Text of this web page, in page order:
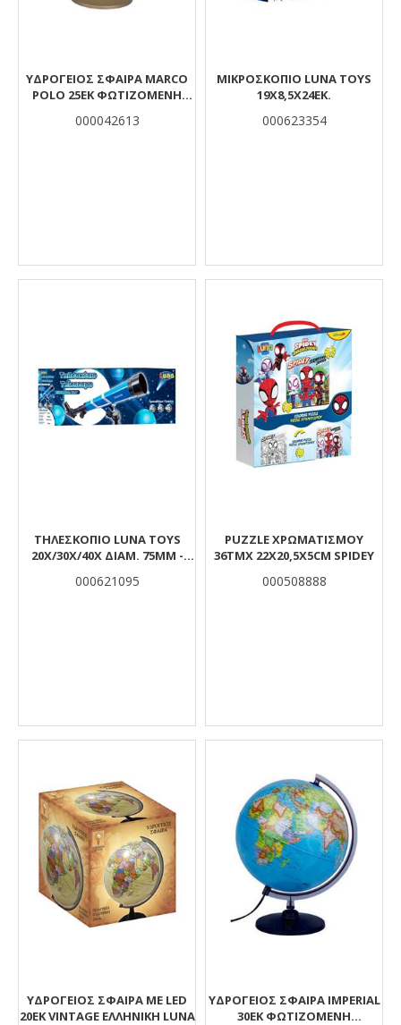
ΥΔΡΟΓΕΙΟΣ ΣΦΑΙΡΑ MARCO
POLO 25ΕΚ ΦΩΤΙΖΟΜΕΝΗ
000042613
ΜΙΚΡΟΣΚΌΠΙΟ LUNA TOYS
19X8,5X24ΕΚ.
000623354
ΤΗΛΕΣΚΌΠΙΟ LUNA TOYS
20X/30X/40X ΔΙΑΜ. 75MM -
000621095
PUZZLE ΧΡΩΜΑΤΙΣΜΟΥ
36TMX 22X20,5X5CM SPIDEY
000508888
ΥΔΡΟΓΕΙΟΣ ΣΦΑΙΡΑ ΜΕ LED
20ΕΚ VINTAGE ΕΛΛΗΝΙΚΗ LUNA
ΥΔΡΟΓΕΙΟΣ ΣΦΑΙΡΑ IMPERIAL
30ΕΚ ΦΩΤΙΖΟΜΕΝΗ